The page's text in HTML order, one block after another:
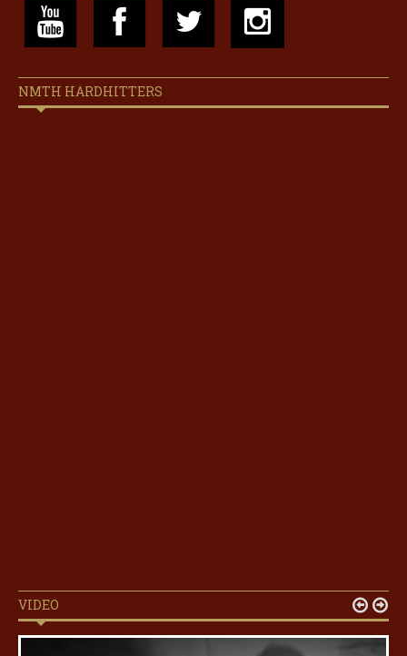
NMTH HARDHITTERS
VIDEO  